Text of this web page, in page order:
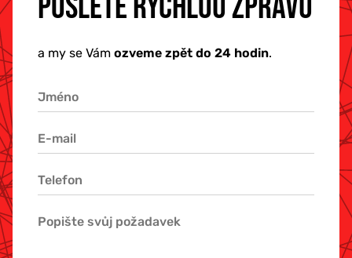
a my se Vám ozveme zpět do 24 hodin.